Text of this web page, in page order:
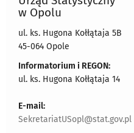
w Opolu
ul. ks. Hugona Kołłątaja 5B
45-064 Opole
Informatorium i REGON:
ul. ks. Hugona Kołłątaja 14
E-mail:
SekretariatUSopl@stat.gov.pl